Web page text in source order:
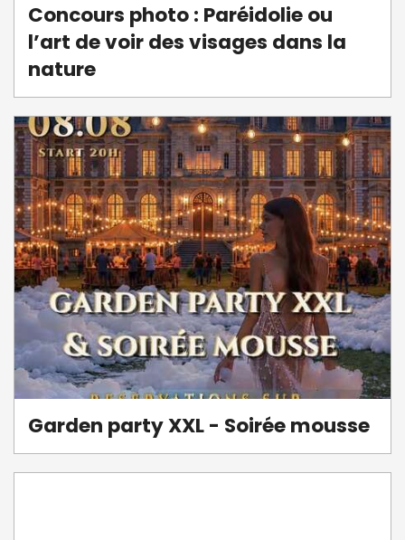
Concours photo : Paréidolie ou
l’art de voir des visages dans la
nature
Garden party XXL - Soirée mousse